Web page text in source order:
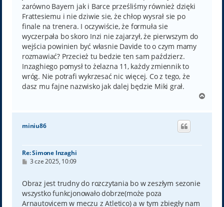
zarówno Bayern jak i Barce prześliśmy również dzięki
Frattesiemu i nie dziwie sie, że chłop wysrał sie po
finale na trenera. I oczywiście, że formuła sie
wyczerpała bo skoro Inzi nie zajarzył, że pierwszym do
wejścia powinien być własnie Davide to o czym mamy
rozmawiać? Przecież tu bedzie ten sam paździerz.
Inzaghiego pomysł to żelazna 11, każdy zmiennik to
wróg. Nie potrafi wykrzesać nic więcej. Co z tego, że
dasz mu fajne nazwisko jak dalej będzie Miki grał.
g
miniu86
Re: Simone Inzaghi
P
t
3 cze 2025, 10:09
Obraz jest trudny do rozczytania bo w zeszłym sezonie
wszystko funkcjonowało dobrze(może poza
Arnautovicem w meczu z Atletico) a w tym zbiegły nam